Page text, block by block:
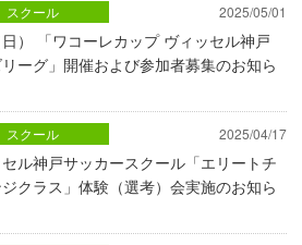
2025/05/01
） 「ワコーレカップ ヴィッセル神戸
ーグ」開催および参加者募集のお知ら
スクール
2025/04/17
ル神戸サッカースクール「エリートチ
クラス」体験（選考）会実施のお知ら
スクール